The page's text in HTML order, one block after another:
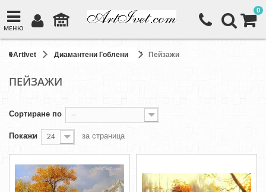
МЕНЮ
0
ArtIvet Диамантени Гоблени Пейзажи
ПЕЙЗАЖИ
Сортиране по --
Покажи 24 за страница